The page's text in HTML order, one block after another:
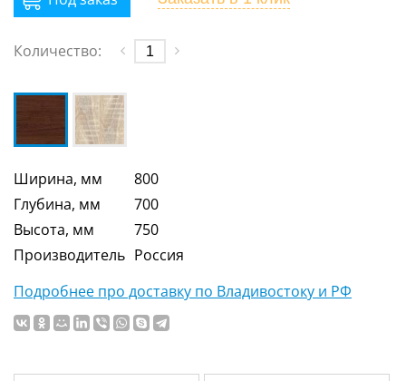
Количество:
Ширина, мм
800
Глубина, мм
700
Высота, мм
750
Производитель Россия
Подробнее про доставку по Владивостоку и РФ